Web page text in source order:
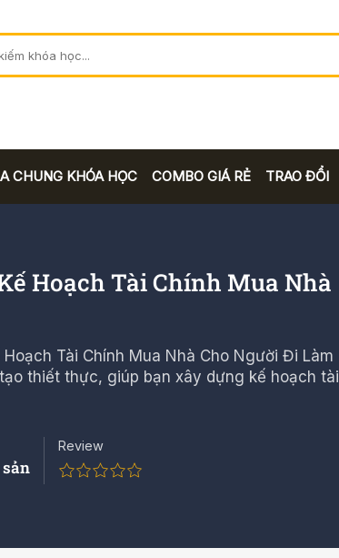
CHUNG KHÓA HỌC COMBO GIÁ RẺ TRAO ĐỔI
Hoạch Tài Chính Mua Nhà
Tài Chính Mua Nhà Cho Người Đi Làm
thiết thực, giúp bạn xây dựng kế hoạch tài
Review